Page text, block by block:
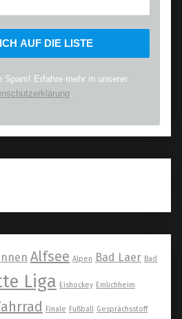
Spam! Erfahre mehr in unserer
Alfsee Alpen Bad Laer Bad
Liga Eishockey Emlichheim
Finale Fußball Gesprächsstoff